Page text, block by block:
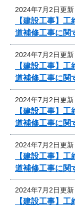
2024年7月2日更新
【建設工事】
道補修工事に関
2024年7月2日更新
【建設工事】
道補修工事に関
2024年7月2日更新
【建設工事】
道補修工事に関
2024年7月2日更新
【建設工事】
道補修工事に関
2024年7月2日更新
【建設工事】